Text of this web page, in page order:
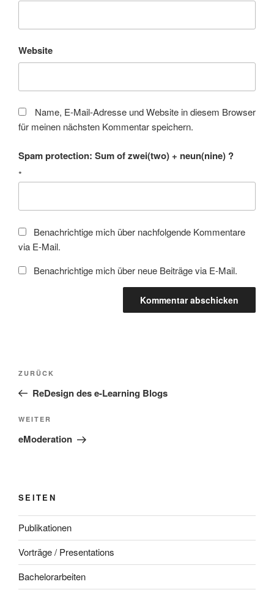
Website
Name, E-Mail-Adresse und Website in diesem Browser
für meinen nächsten Kommentar speichern.
Spam protection: Sum of zwei(two) + neun(nine) ?
*
Benachrichtige mich über nachfolgende Kommentare
via E-Mail.
Benachrichtige mich über neue Beiträge via E-Mail.
Beitragsnavigation
Vorheriger
Beitrag
ZURÜCK
ReDesign des e-Learning Blogs
Nächster
Beitrag
WEITER
eModeration
SEITEN
Publikationen
Vorträge / Presentations
Bachelorarbeiten